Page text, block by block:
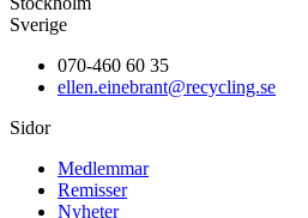
Sverige
070-460 60 35
ellen.einebrant@recycling.se
Sidor
Medlemmar
Remisser
Nyheter